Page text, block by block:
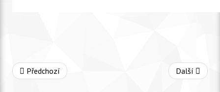
Předchozí Další